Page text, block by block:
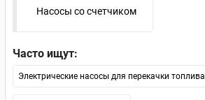
Насосы со счетчиком
Часто ищут:
Электрические насосы для перекачки топлива